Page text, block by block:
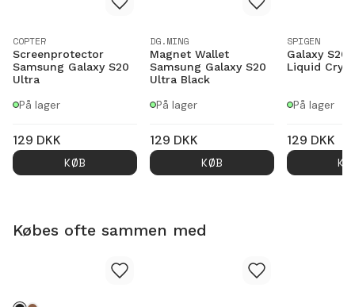
COPTER
Screenprotector
Samsung Galaxy S20
Ultra
På lager
129 DKK
KØB
DG.MING
Magnet Wallet
Samsung Galaxy S20
Ultra Black
På lager
129 DKK
KØB
SPIGEN
Galaxy S20
Liquid
På lager
129 DKK
Købes ofte sammen med